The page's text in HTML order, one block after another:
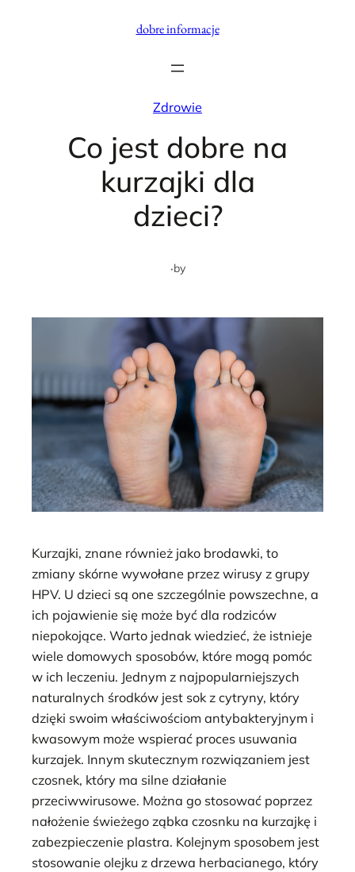
dobre informacje
Zdrowie
Co jest dobre na
kurzajki dla
dzieci?
·by
Kurzajki, znane również jako brodawki, to
zmiany skórne wywołane przez wirusy z grupy
HPV. U dzieci są one szczególnie powszechne, a
ich pojawienie się może być dla rodziców
niepokojące. Warto jednak wiedzieć, że istnieje
wiele domowych sposobów, które mogą pomóc
w ich leczeniu. Jednym z najpopularniejszych
naturalnych środków jest sok z cytryny, który
dzięki swoim właściwościom antybakteryjnym i
kwasowym może wspierać proces usuwania
kurzajek. Innym skutecznym rozwiązaniem jest
czosnek, który ma silne działanie
przeciwwirusowe. Można go stosować poprzez
nałożenie świeżego ząbka czosnku na kurzajkę i
zabezpieczenie plastra. Kolejnym sposobem jest
stosowanie olejku z drzewa herbacianego, który